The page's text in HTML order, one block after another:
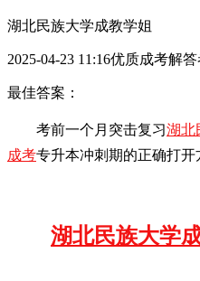
湖北民族大学成教学姐
2025-04-23 11:16优质成考解
最佳答案：
考前一个月突击复习湖北
成考专升本冲刺期的正确打开
湖北民族大学